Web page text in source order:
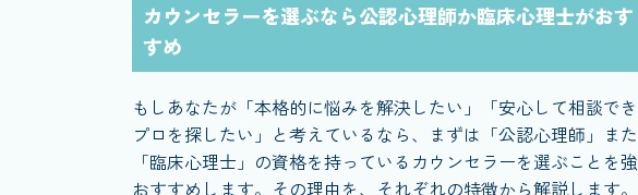
カウンセラーを選ぶなら公認心理師か臨床心理士がおす
すめ
もしあなたが「本格的に悩みを解決したい」「安心して相談で
プロを探したい」と考えているなら、まずは「公認心理師」ま
「臨床心理士」の資格を持っているカウンセラーを選ぶことを強
おすすめします。その理由を、それぞれの特徴から解説します。